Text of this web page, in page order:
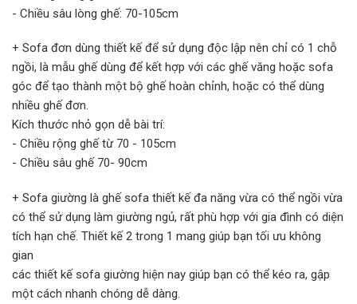
- Chiều sâu lòng ghế: 70-105cm
+ Sofa đơn dùng thiết kế để sử dụng độc lập nên chỉ có 1 chỗ
ngồi, là mẫu ghế dùng để kết hợp với các ghế văng hoặc sofa
góc để tạo thành một bộ ghế hoàn chỉnh, hoặc có thể dùng
nhiều ghế đơn.
Kích thước nhỏ gọn dễ bài trí:
- Chiều rộng ghế từ 70 - 105cm
- Chiều sâu ghế 70- 90cm
+ Sofa giường là ghế sofa thiết kế đa năng vừa có thể ngồi vừa
có thể sử dụng làm giường ngủ, rất phù hợp với gia đình có diện
tích hạn chế. Thiết kế 2 trong 1 mang giúp bạn tối ưu không
gian
các thiết kế sofa giường hiện nay giúp bạn có thể kéo ra, gập
một cách nhanh chóng dễ dàng.